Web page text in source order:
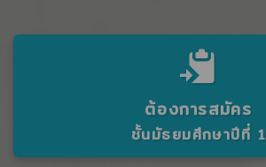
ต้องการสมัคร
ชั้นมัธยมศึกษาปีที่ 1